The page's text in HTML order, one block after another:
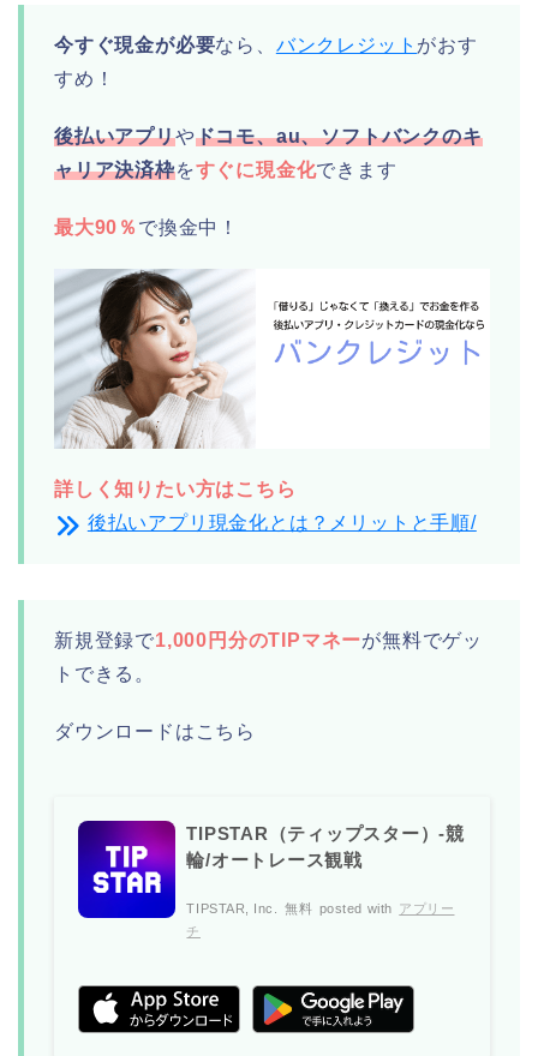
今すぐ現金が必要なら、 バンクレジット がおす
すめ！
後払いアプリやドコモ、au、ソフトバンクのキ
ャリア決済枠をすぐに現金化できます
最大90％ で換金中！
詳しく知りたい方はこちら
後払いアプリ現金化とは？メリットと手順/
新規登録で1,000円分のTIPマネーが無料でゲッ
トできる。
ダウンロードはこちら
TIPSTAR（ティップスター）-競
輪/オートレース観戦
TIPSTAR, Inc. 無料 posted with アプリー
チ